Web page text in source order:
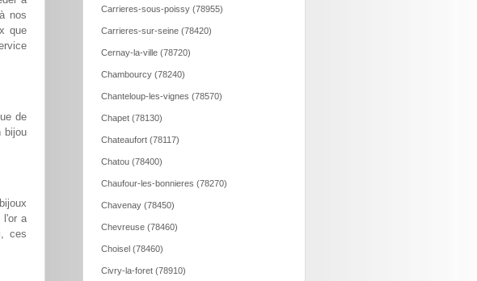
nos
que
de
bijou
l'or a
ces
Carrieres-sous-poissy (78955)
Carrieres-sur-seine (78420)
Cernay-la-ville (78720)
Chambourcy (78240)
Chanteloup-les-vignes (78570)
Chapet (78130)
Chateaufort (78117)
Chatou (78400)
Chaufour-les-bonnieres (78270)
Chavenay (78450)
Chevreuse (78460)
Choisel (78460)
Civry-la-foret (78910)